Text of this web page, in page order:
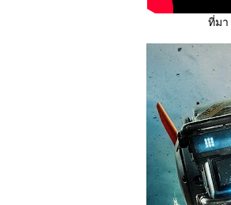
ที่มา